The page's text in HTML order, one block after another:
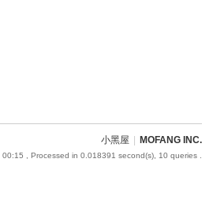
小黑屋 MOFANG INC.
00:15 , Processed in 0.018391 second(s), 10 queries .